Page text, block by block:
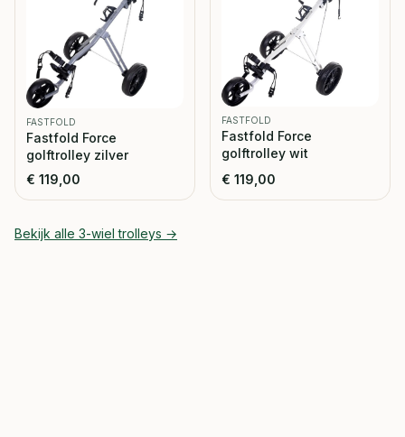
FASTFOLD
Fastfold Force
golftrolley zilver
€ 119,00
FASTFOLD
Fastfold Force
golftrolley wit
€ 119,00
Bekijk alle 3-wiel trolleys →